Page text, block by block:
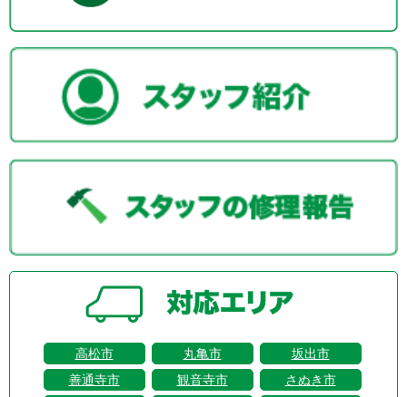
高松市 丸亀市
坂出市
善通寺市
観音寺市
さぬき市